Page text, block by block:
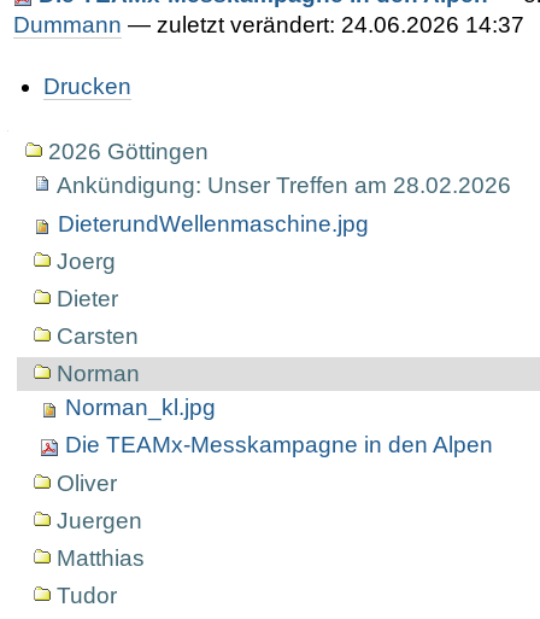
Dummann — zuletzt verändert: 24.06.2026 14:37
Drucken
Navigation2026 Göttingen
Ankündigung: Unser Treffen am 28.02.2026
DieterundWellenmaschine.jpg
Joerg
Dieter
Carsten
Norman
Norman_kl.jpg
Die TEAMx-Messkampagne in den Alpen
Oliver
Juergen
Matthias
Tudor